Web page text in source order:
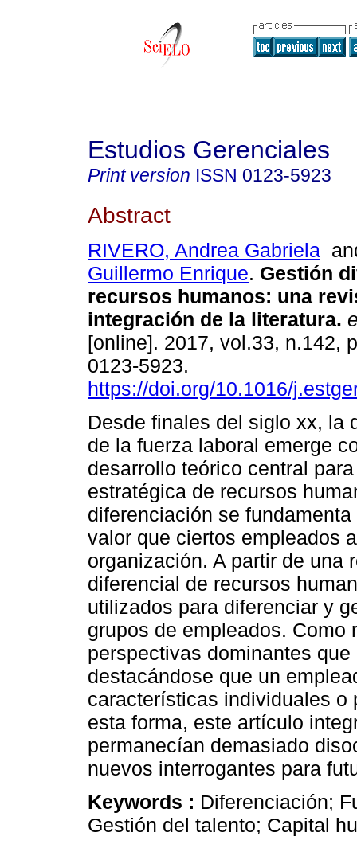
Estudios Gerenciales
Print version ISSN 0123-5923
Abstract
RIVERO, Andrea Gabriela
Guillermo Enrique. Gestión
recursos humanos: una
integración de la literatura.
[online]. 2017, vol.33, n.142,
0123-5923.
https://doi.org/10.1016/
Desde finales del siglo xx, la
de la fuerza laboral emerge
desarrollo teórico central
estratégica de recursos
diferenciación se
valor que ciertos empleados
organización. A partir de una
diferencial de recursos
utilizados para diferenciar y
grupos de empleados.
perspectivas dominantes
destacándose que un
características individuales o
esta forma, este artículo
permanecían demasiado
nuevos interrogantes para
Keywords : Diferenciación;
Gestión del talento; Capital